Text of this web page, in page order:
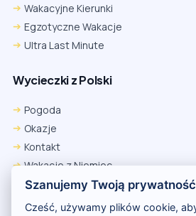
Wakacyjne Kierunki
Egzotyczne Wakacje
Ultra Last Minute
Wycieczki z Polski
Pogoda
Okazje
Kontakt
Wakacje z Niemiec
Polityka Prywatności
Wakacje w Egipcie
Szanujemy Twoją
Cześć, używamy plików cookie,